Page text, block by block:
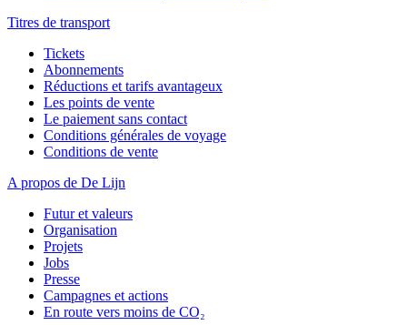
Titres de transport
Tickets
Abonnements
Réductions et tarifs avantageux
Les points de vente
Le paiement sans contact
Conditions générales de voyage
Conditions de vente
A propos de De Lijn
Futur et valeurs
Organisation
Projets
Jobs
Presse
Campagnes et actions
En route vers moins de CO₂